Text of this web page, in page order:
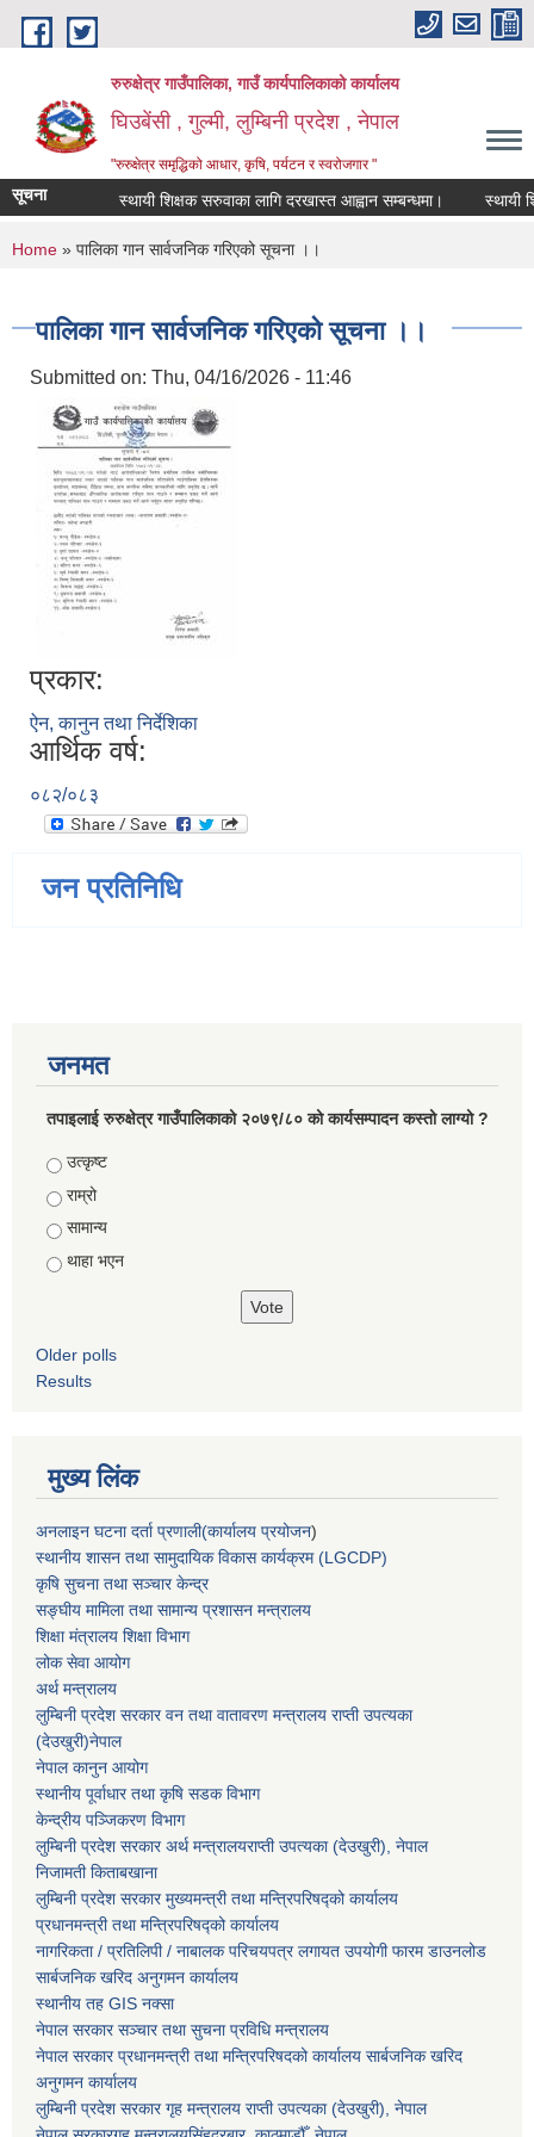
Skip to main content
रुरुक्षेत्र गाउँपालिका, गाउँ कार्यपालिकाको कार्यालय
घिउबेंसी , गुल्मी, लुम्बिनी प्रदेश , नेपाल
"रुरुक्षेत्र समृद्धिको आधार, कृषि, पर्यटन र स्वरोजगार "
सूचना स्थायी शिक्षक सरुवाका लागि दरखास्त आह्वान सम्बन्धमा। स्थायी
You are here
Home » पालिका गान सार्वजनिक गरिएको सूचना ।।
पालिका गान सार्वजनिक गरिएको सूचना ।।
Submitted on: Thu, 04/16/2026 - 11:46
प्रकार:
ऐन, कानुन तथा निर्देशिका
आर्थिक वर्ष:
०८२/०८३
जन प्रतिनिधि
जनमत
तपाइलाई रुरुक्षेत्र गाउँपालिकाको २०७९/८० को कार्यसम्पादन कस्तो लाग्यो ?
Choices
उत्कृष्ट
राम्रो
सामान्य
थाहा भएन
Older polls
Results
मुख्य लिंक
अनलाइन घटना दर्ता प्रणाली(कार्यालय प्रयोजन)
स्थानीय शासन तथा सामुदायिक विकास कार्यक्रम (LGCDP)
कृषि सुचना तथा सञ्चार केन्द्र
सङ्घीय मामिला तथा सामान्य प्रशासन मन्त्रालय
शिक्षा मंत्रालय शिक्षा विभाग
लोक सेवा आयोग
अर्थ मन्त्रालय
लुम्बिनी प्रदेश सरकार वन तथा वातावरण मन्त्रालय राप्ती उपत्यका
(देउखुरी)नेपाल
नेपाल कानुन आयोग
स्थानीय पूर्वाधार तथा कृषि सडक विभाग
केन्द्रीय पञ्जिकरण विभाग
लुम्बिनी प्रदेश सरकार अर्थ मन्त्रालयराप्ती उपत्यका (देउखुरी), नेपाल
निजामती किताबखाना
लुम्बिनी प्रदेश सरकार मुख्यमन्त्री तथा मन्त्रिपरिषद्को कार्यालय
प्रधानमन्त्री तथा मन्त्रिपरिषद्को कार्यालय
नागरिकता / प्रतिलिपी / नाबालक परिचयपत्र लगायत उपयोगी फारम डाउनलोड
सार्बजनिक खरिद अनुगमन कार्यालय
स्थानीय तह GIS नक्सा
नेपाल सरकारसञ्चार तथा सुचना प्रविधि मन्त्रालय
नेपाल सरकार प्रधानमन्त्री तथा मन्त्रिपरिषदको कार्यालय सार्बजनिक खरिद
अनुगमन कार्यालय
लुम्बिनी प्रदेश सरकार गृह मन्त्रालय राप्ती उपत्यका (देउखुरी), नेपाल